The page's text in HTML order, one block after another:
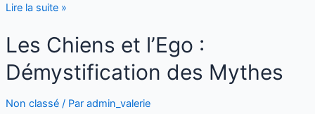
Lire la suite »
Les Chiens et l’Ego :
Démystification des Mythes
Non classé/ Par admin_valerie